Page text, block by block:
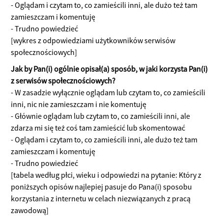
- Oglądam i czytam to, co zamieścili inni, ale dużo też tam
zamieszczam i komentuję
- Trudno powiedzieć
[wykres z odpowiedziami użytkowników serwisów
społecznościowych]
Jak by Pan(i) ogólnie opisał(a) sposób, w jaki korzysta Pan(i)
z serwisów społecznościowych?
- W zasadzie wyłącznie oglądam lub czytam to, co zamieścili
inni, nic nie zamieszczam i nie komentuję
- Głównie oglądam lub czytam to, co zamieścili inni, ale
zdarza mi się też coś tam zamieścić lub skomentować
- Oglądam i czytam to, co zamieścili inni, ale dużo też tam
zamieszczam i komentuję
- Trudno powiedzieć
[tabela według płci, wieku i odpowiedzi na pytanie: Który z
poniższych opisów najlepiej pasuje do Pana(i) sposobu
korzystania z internetu w celach niezwiązanych z pracą
zawodową]